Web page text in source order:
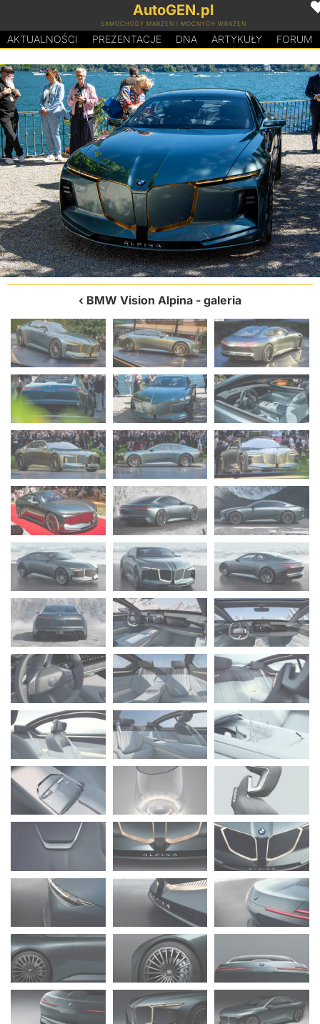
AutoGEN.pl
SAMOCHODY MARZEŃ I MOCNYCH WRAŻEŃ
AKTUALNOŚCI PREZENTACJE DNA ARTYKUŁY FORUM
BMW Vision Alpina - galeria